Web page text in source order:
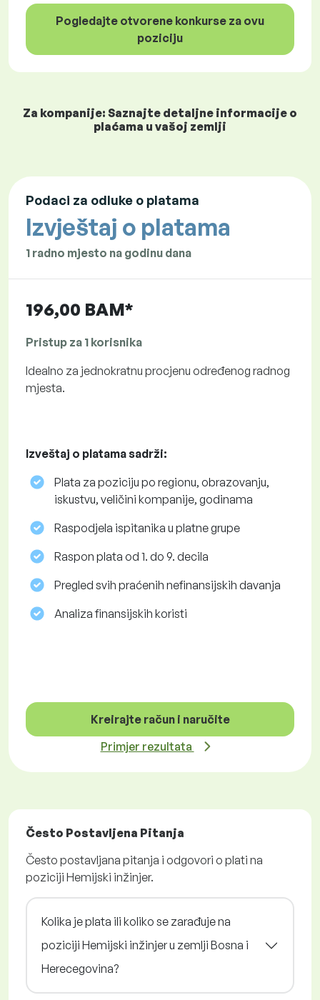
Pogledajte otvorene konkurse za ovu
poziciju
Za kompanije: Saznajte detaljne informacije o
plaćama u vašoj zemlji
Podaci za odluke o platama
Izvještaj o platama
1 radno mjesto na godinu dana
196,00 BAM*
Pristup za 1 korisnika
Idealno za jednokratnu procjenu određenog radnog
mjesta.
Izveštaj o platama sadrži:
Plata za poziciju po regionu, obrazovanju,
iskustvu, veličini kompanije, godinama
Raspodjela ispitanika u platne grupe
Raspon plata od 1. do 9. decila
Pregled svih praćenih nefinansijskih davanja
Analiza finansijskih koristi
Kreirajte račun i naručite
Primjer rezultata
Često Postavljena Pitanja
Često postavljana pitanja i odgovori o plati na
poziciji Hemijski inžinjer.
Kolika je plata ili koliko se zarađuje na
poziciji Hemijski inžinjer u zemlji Bosna i
Herecegovina?